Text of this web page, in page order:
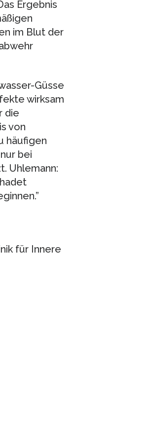
Ergebnis
im Blut der
Güsse
wirksam
die
von
häufigen
bei
Uhlemann:
für Innere